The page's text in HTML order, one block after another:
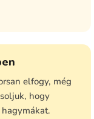
elfogy, még
hogy